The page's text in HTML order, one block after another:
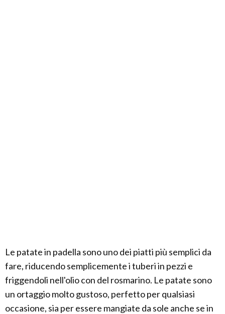
Le patate in padella sono uno dei piatti più semplici da
fare, riducendo semplicemente i tuberi in pezzi e
friggendoli nell'olio con del rosmarino. Le patate sono
un ortaggio molto gustoso, perfetto per qualsiasi
occasione, sia per essere mangiate da sole anche se in